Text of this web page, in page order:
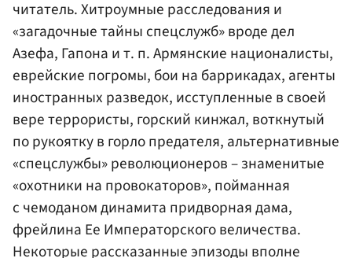
читатель. Хитроумные расследования и
«загадочные тайны спецслужб» вроде дел
Азефа, Гапона и т. п. Армянские националисты,
еврейские погромы, бои на баррикадах, агенты
иностранных разведок, исступленные в своей
вере террористы, горский кинжал, воткнутый
по рукоятку в горло предателя, альтернативные
«спецслужбы» революционеров – знаменитые
«охотники на провокаторов», пойманная
с чемоданом динамита придворная дама,
фрейлина Ее Императорского величества.
Некоторые рассказанные эпизоды вполне